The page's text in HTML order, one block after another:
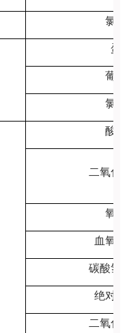
氯
蛋
葡
氯
酸
二氧化
氧
血氧
碳酸氢
绝对
二氧化